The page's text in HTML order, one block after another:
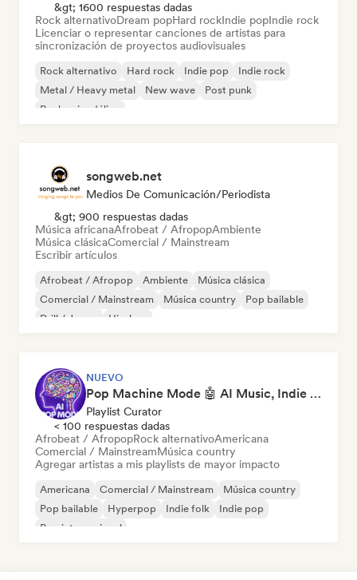
&gt; 1600 respuestas dadas
Rock alternativoDream popHard rockIndie popIndie rock
Licenciar o representar canciones de artistas para
sincronización de proyectos audiovisuales
Rock alternativo Hard rock Indie pop
Indie rock
Metal / Heavy metal
New wave
Post punk
Rock psicodélico
songweb.net
Medios De Comunicación/Periodista
&gt; 900 respuestas dadas
Música africanaAfrobeat / AfropopAmbiente
Música clásicaComercial / Mainstream
Escribir artículos
Afrobeat / Afropop Ambiente
Música clásica
Comercial / Mainstream
Música country
Pop bailable
Drill / Jersey
Hip-hop
NUEVO
Pop Machine Mode 🤖 AI Music, Indie Pop & Dream Pop
Playlist Curator
< 100 respuestas dadas
Afrobeat / AfropopRock alternativoAmericana
Comercial / MainstreamMúsica country
Agregar artistas a mis playlists de mayor impacto
Americana Comercial / Mainstream
Música country
Pop bailable
Hyperpop Indie folk
Indie pop
Pop internacional